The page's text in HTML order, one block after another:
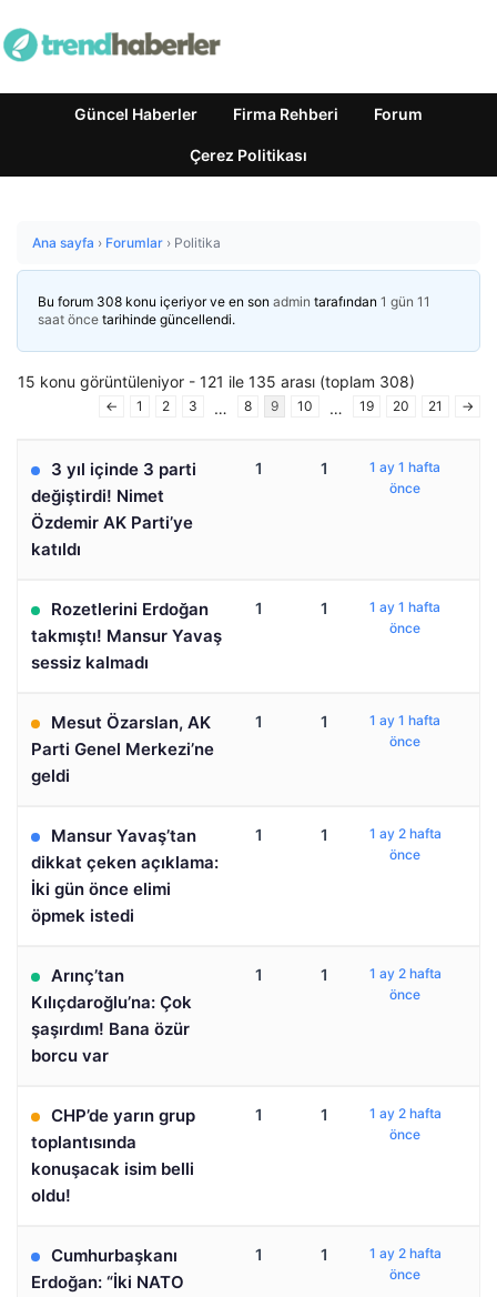
Güncel Haberler Firma Rehberi Forum
Çerez Politikası
Ana sayfa › Forumlar › Politika
Bu forum 308 konu içeriyor ve en son admin tarafından 1 gün 11
saat önce tarihinde güncellendi.
15 konu görüntüleniyor - 121 ile 135 arası (toplam 308)
← 1 2 3 … 8 9 10 … 19 20 21 →
3 yıl içinde 3 parti
değiştirdi! Nimet
Özdemir AK Parti’ye
katıldı
1 1
1 ay 1 hafta
önce
Rozetlerini Erdoğan
takmıştı! Mansur Yavaş
sessiz kalmadı
1 1
1 ay 1 hafta
önce
Mesut Özarslan, AK
Parti Genel Merkezi’ne
geldi
1 1
1 ay 1 hafta
önce
Mansur Yavaş’tan
dikkat çeken açıklama:
İki gün önce elimi
öpmek istedi
1 1
1 ay 2 hafta
önce
Arınç’tan
Kılıçdaroğlu’na: Çok
şaşırdım! Bana özür
borcu var
1 1
1 ay 2 hafta
önce
CHP’de yarın grup
toplantısında
konuşacak isim belli
oldu!
1 1
1 ay 2 hafta
önce
Cumhurbaşkanı
Erdoğan: “İki NATO
1 1
1 ay 2 hafta
önce